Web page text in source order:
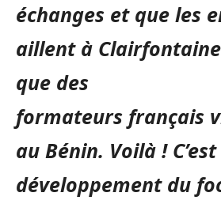
échanges et que les
aillent à
que des
formateurs français
au Bénin. Voilà !
développement du